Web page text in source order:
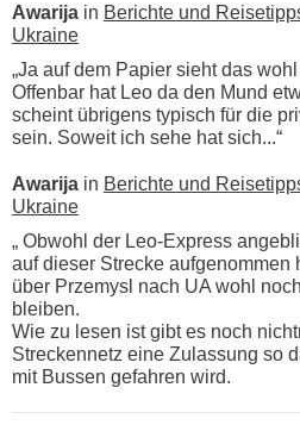
Awarija in Berichte und
Ukraine
„Ja auf dem Papier sieht das
Offenbar hat Leo da den Mund
scheint übrigens typisch für die
sein. Soweit ich sehe hat sich...“
Awarija in Berichte und
Ukraine
„ Obwohl der Leo-Express
auf dieser Strecke aufgenommen
über Przemysl nach UA wohl
bleiben.
Wie zu lesen ist gibt es noch
Streckennetz eine Zulassung so
mit Bussen gefahren wird.